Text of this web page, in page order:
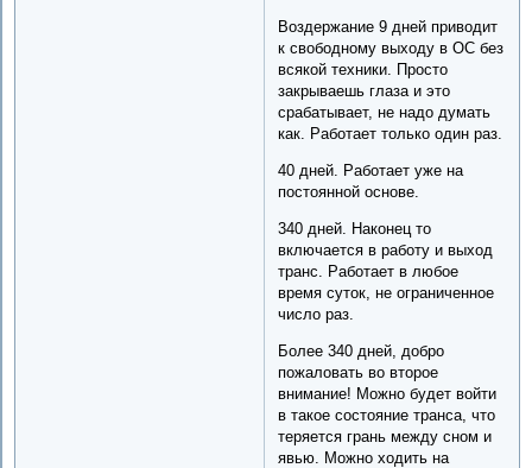
Воздержание 9 дней приводит
к свободному выходу в ОС без
всякой техники. Просто
закрываешь глаза и это
срабатывает, не надо думать
как. Работает только один раз.
40 дней. Работает уже на
постоянной основе.
340 дней. Наконец то
включается в работу и выход
транс. Работает в любое
время суток, не ограниченное
число раз.
Более 340 дней, добро
пожаловать во второе
внимание! Можно будет войти
в такое состояние транса, что
теряется грань между сном и
явью. Можно ходить на